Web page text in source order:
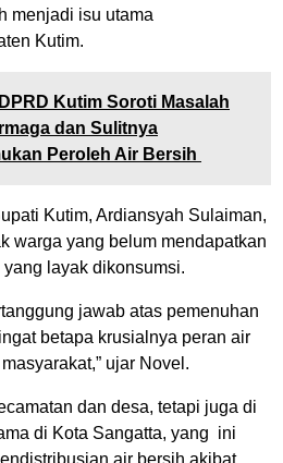
menjadi isu utama
Kutim.
Kutim Soroti Masalah
dan Sulitnya
Peroleh Air Bersih
Kutim, Ardiansyah Sulaiman,
warga yang belum mendapatkan
layak dikonsumsi.
jawab atas pemenuhan
betapa krusialnya peran air
ujar Novel.
dan desa, tetapi juga di
di Kota Sangatta, yang ini